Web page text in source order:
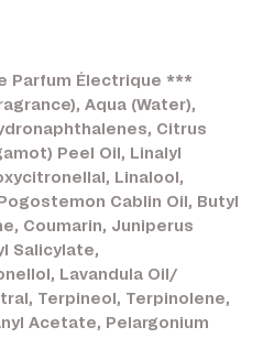
Parfum Électrique ***
Aqua (Water),
Citrus
Peel Oil, Linalyl
Linalool,
Cablin Oil, Butyl
Coumarin, Juniperus
Salicylate,
Lavandula Oil/
Terpineol, Terpinolene,
Acetate, Pelargonium